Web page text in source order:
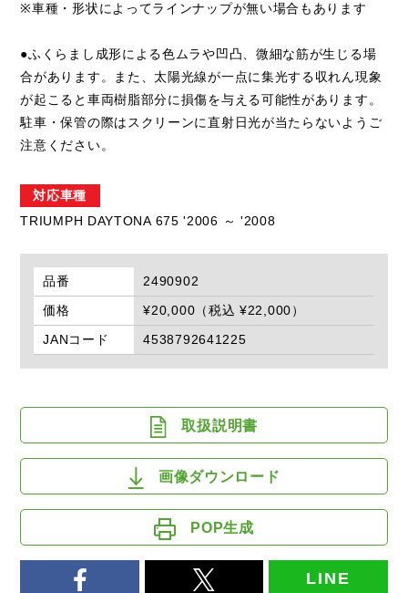
※車種・形状によってラインナップが無い場合もあります
●ふくらまし成形による色ムラや凹凸、微細な筋が生じる場
合があります。また、太陽光線が一点に集光する収れん現象
が起こると車両樹脂部分に損傷を与える可能性があります。
駐車・保管の際はスクリーンに直射日光が当たらないようご
注意ください。
対応車種
TRIUMPH DAYTONA 675 '2006 ～ '2008
品番
2490902
価格
¥20,000（税込 ¥22,000）
JANコード
4538792641225
取扱説明書
画像ダウンロード
POP生成
LINE